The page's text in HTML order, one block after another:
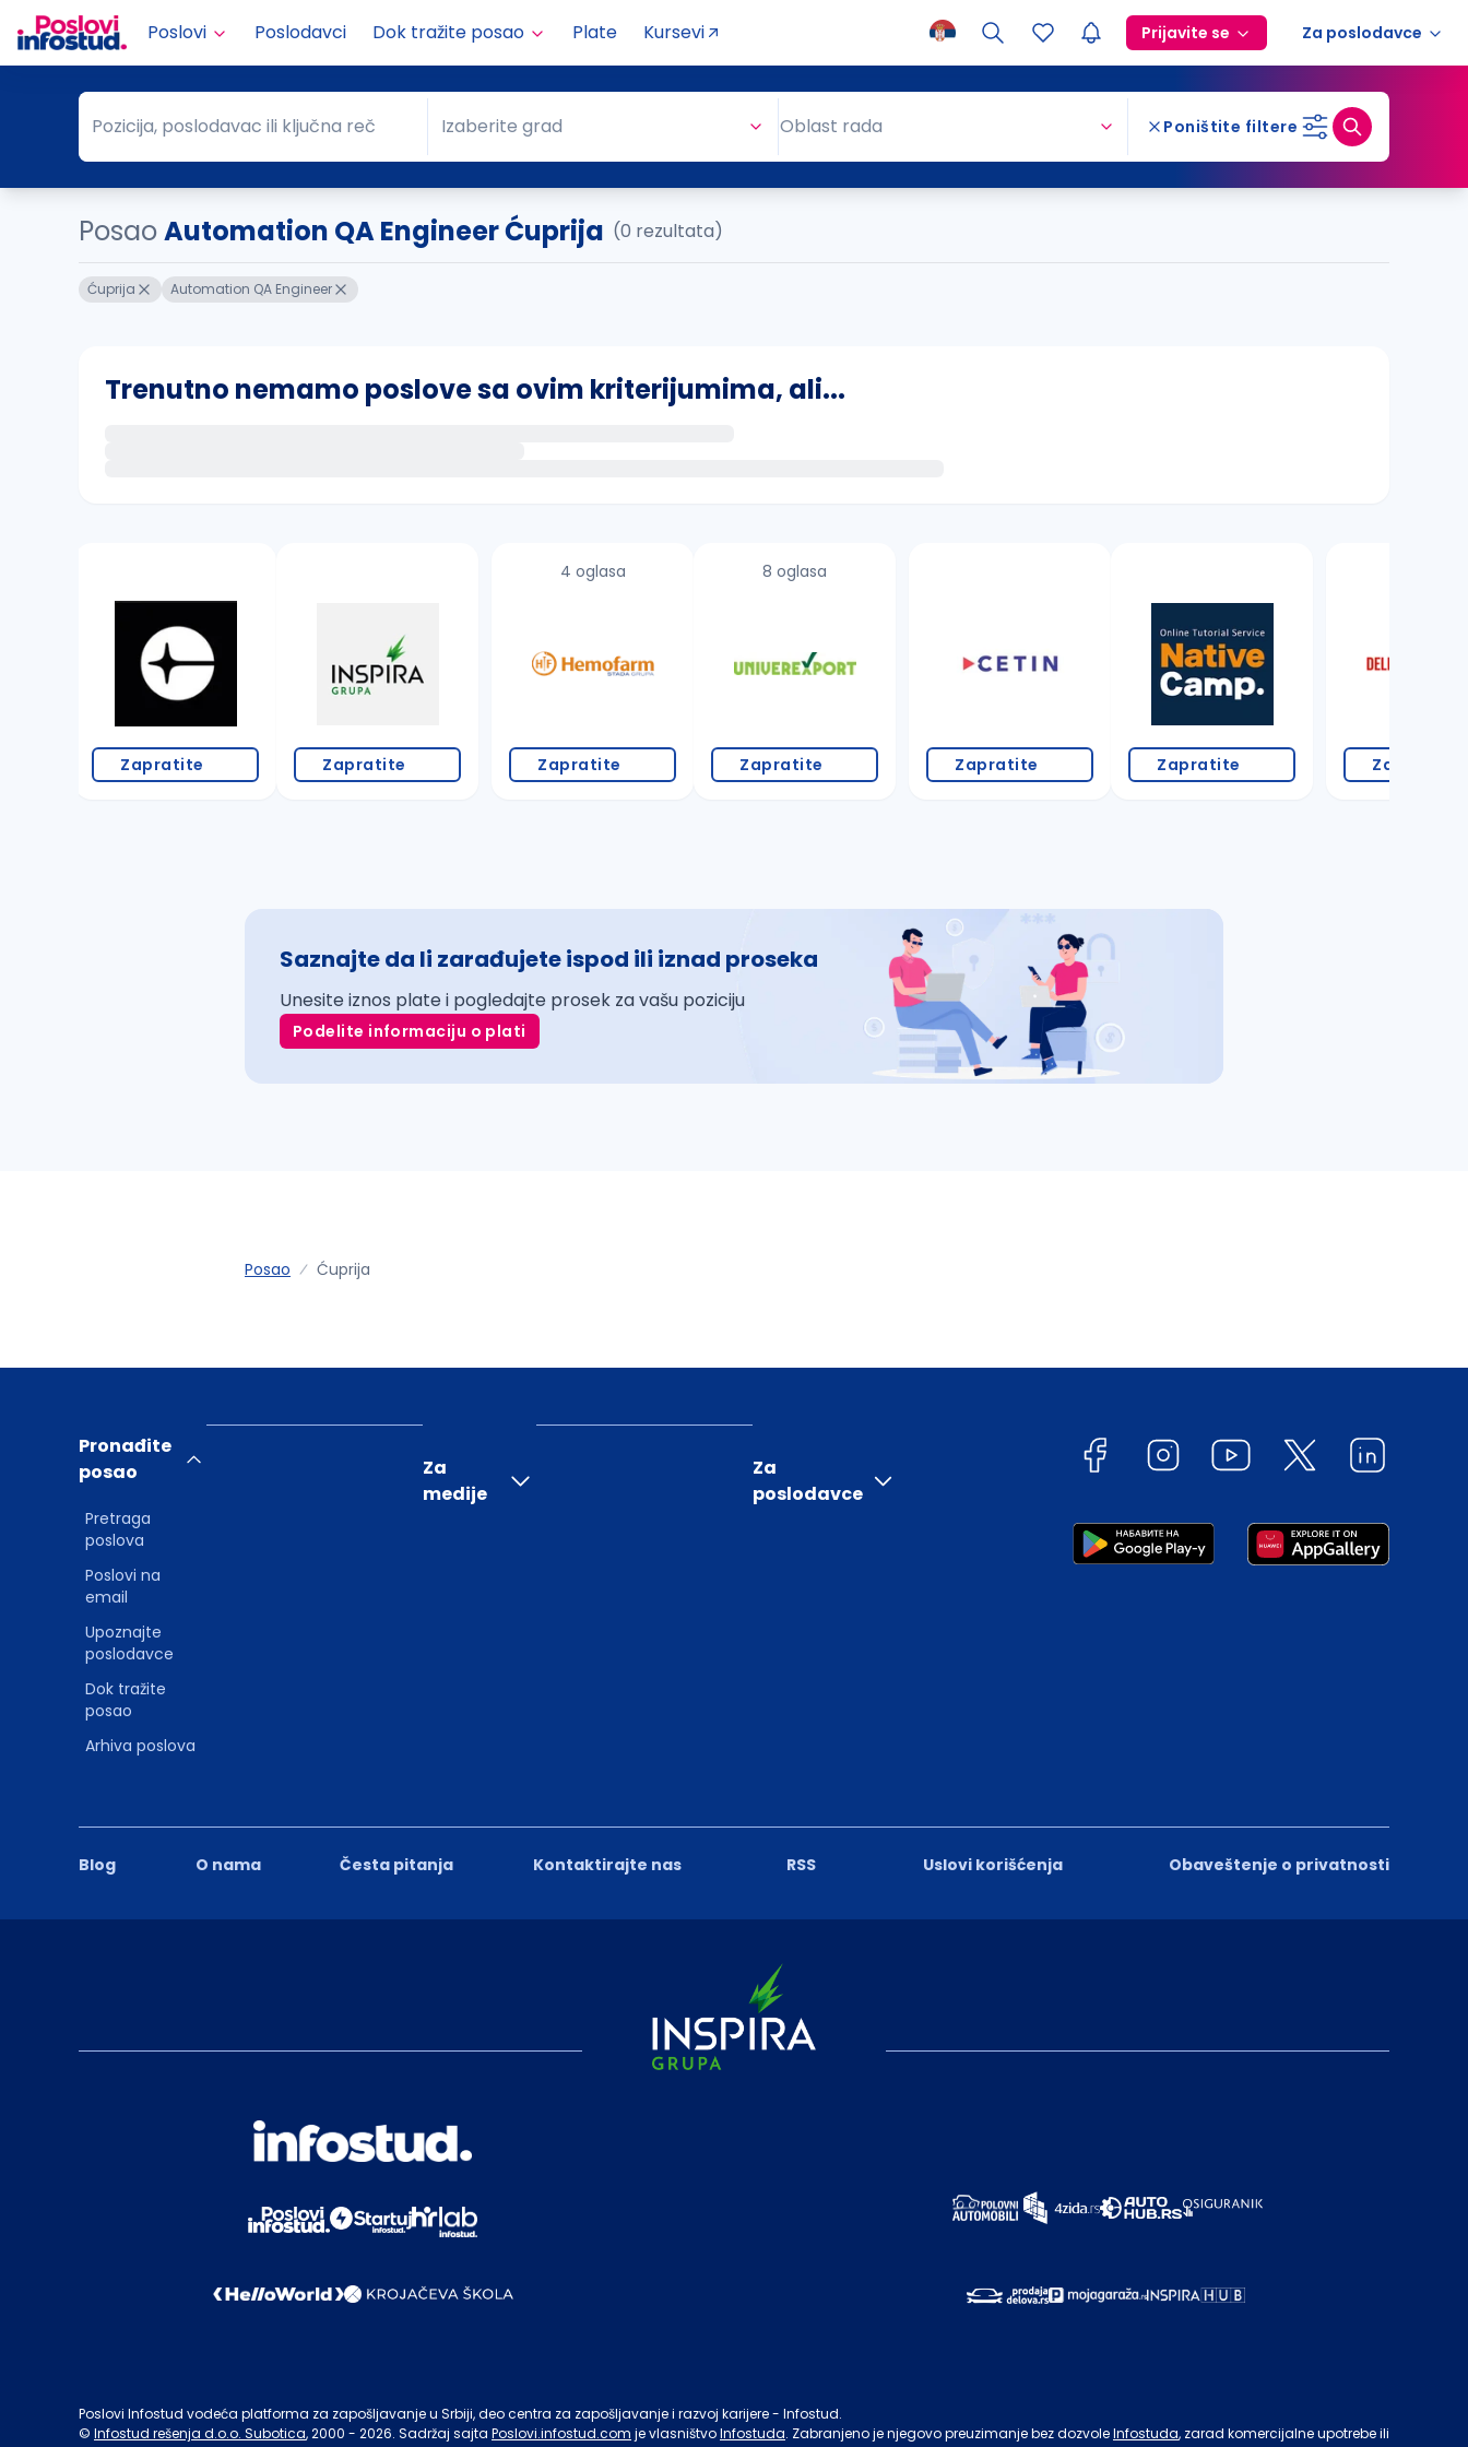
Poslovi Poslodavci Dok tražite posao Plate Kursevi Prijavite se Za poslodavce
Pozicija, poslodavac ili ključna reč
Pozicija, poslodavac ili ključna reč Grad
Izaberite grad Oblast rada Poništite filtere
PosaoAutomation QA Engineer Ćuprija (0 rezultata)
Ćuprija Automation QA Engineer
Trenutno nemamo poslove sa ovim kriterijumima, ali...
proverite pravopisne greške (koristite č, ć, š, đ, ž, dž)
povećajte radijus za odabrani grad
Zapratite Zapratite
4 oglasa
Zapratite
8 oglasa
Zapratite Zapratite Zapratite Zapratite
Saznajte da li zarađujete ispod ili iznad proseka
Unesite iznos plate i pogledajte prosek za vašu poziciju
Podelite informaciju o plati
Posao Ćuprija
Blog O nama Česta pitanja Kontaktirajte nas RSS Uslovi korišćenja Obaveštenje o privatnosti
Pronađite
posao
Pretraga
poslova
Poslovi na
email
Upoznajte
poslodavce
Dok tražite
posao
Arhiva poslova
Za
medije
Za
poslodavce
Poslovi Infostud vodeća platforma za zapošljavanje u Srbiji, deo centra za zapošljavanje i razvoj karijere - Infostud.
© Infostud rešenja d.o.o. Subotica, 2000 - 2026. Sadržaj sajta Poslovi.infostud.com je vlasništvoInfostuda. Zabranjeno je njegovo preuzimanje bez dozvoleInfostuda, zarad komercijalne upotrebe ili